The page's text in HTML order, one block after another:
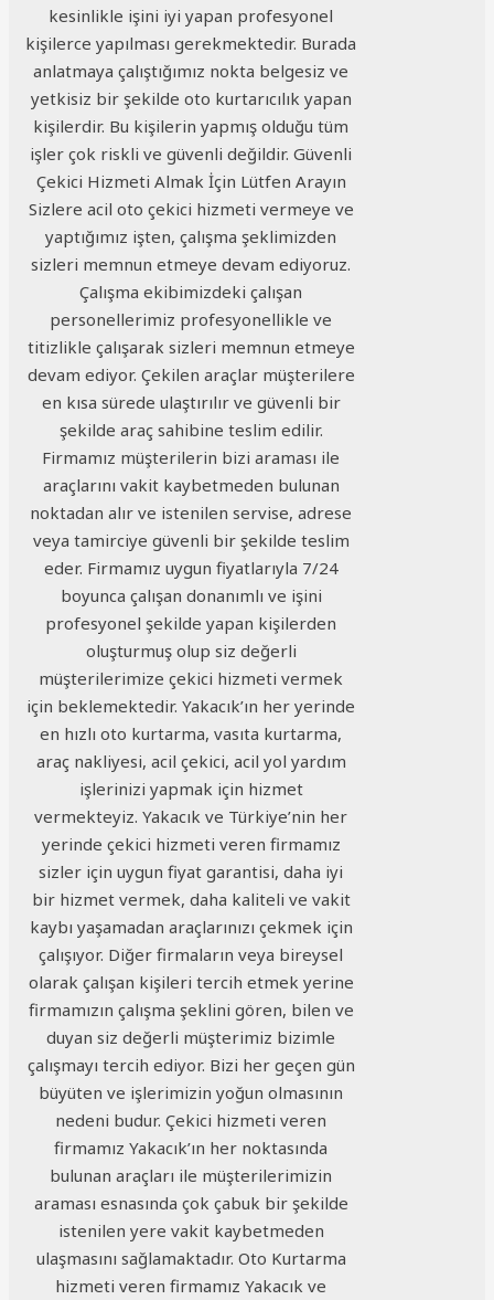
kesinlikle işini iyi yapan profesyonel
kişilerce yapılması gerekmektedir. Burada
anlatmaya çalıştığımız nokta belgesiz ve
yetkisiz bir şekilde oto kurtarıcılık yapan
kişilerdir. Bu kişilerin yapmış olduğu tüm
işler çok riskli ve güvenli değildir. Güvenli
Çekici Hizmeti Almak İçin Lütfen Arayın
Sizlere acil oto çekici hizmeti vermeye ve
yaptığımız işten, çalışma şeklimizden
sizleri memnun etmeye devam ediyoruz.
Çalışma ekibimizdeki çalışan
personellerimiz profesyonellikle ve
titizlikle çalışarak sizleri memnun etmeye
devam ediyor. Çekilen araçlar müşterilere
en kısa sürede ulaştırılır ve güvenli bir
şekilde araç sahibine teslim edilir.
Firmamız müşterilerin bizi araması ile
araçlarını vakit kaybetmeden bulunan
noktadan alır ve istenilen servise, adrese
veya tamirciye güvenli bir şekilde teslim
eder. Firmamız uygun fiyatlarıyla 7/24
boyunca çalışan donanımlı ve işini
profesyonel şekilde yapan kişilerden
oluşturmuş olup siz değerli
müşterilerimize çekici hizmeti vermek
için beklemektedir. Yakacık’ın her yerinde
en hızlı oto kurtarma, vasıta kurtarma,
araç nakliyesi, acil çekici, acil yol yardım
işlerinizi yapmak için hizmet
vermekteyiz. Yakacık ve Türkiye’nin her
yerinde çekici hizmeti veren firmamız
sizler için uygun fiyat garantisi, daha iyi
bir hizmet vermek, daha kaliteli ve vakit
kaybı yaşamadan araçlarınızı çekmek için
çalışıyor. Diğer firmaların veya bireysel
olarak çalışan kişileri tercih etmek yerine
firmamızın çalışma şeklini gören, bilen ve
duyan siz değerli müşterimiz bizimle
çalışmayı tercih ediyor. Bizi her geçen gün
büyüten ve işlerimizin yoğun olmasının
nedeni budur. Çekici hizmeti veren
firmamız Yakacık’ın her noktasında
bulunan araçları ile müşterilerimizin
araması esnasında çok çabuk bir şekilde
istenilen yere vakit kaybetmeden
ulaşmasını sağlamaktadır. Oto Kurtarma
hizmeti veren firmamız Yakacık ve